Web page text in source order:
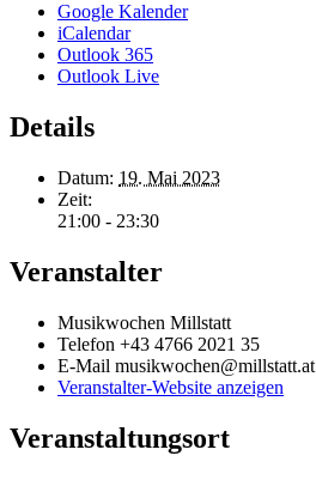
Google Kalender
iCalendar
Outlook 365
Outlook Live
Details
Datum: 19. Mai 2023
Zeit:
21:00 - 23:30
Veranstalter
Musikwochen Millstatt
Telefon +43 4766 2021 35
E-Mail musikwochen@millstatt.at
Veranstalter-Website anzeigen
Veranstaltungsort